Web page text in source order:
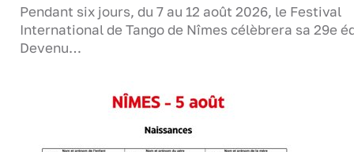
Pendant six jours, du 7 au 12 août 2026, le Festival
International de Tango de Nîmes célèbrera sa 29e
Devenu…